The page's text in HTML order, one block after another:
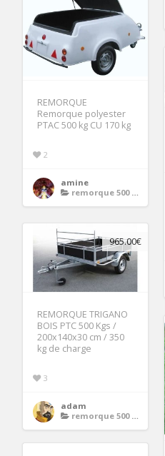
REMORQUE
Remorque polyester
PTAC 500 kg CU 170 kg
2
amine
remorque 500 kg
965.00€
REMORQUE TRIGANO
BOIS PTC 500 Kgs /
200x140x30 cm / 350
kg de charge
3
adam
remorque 500 kg